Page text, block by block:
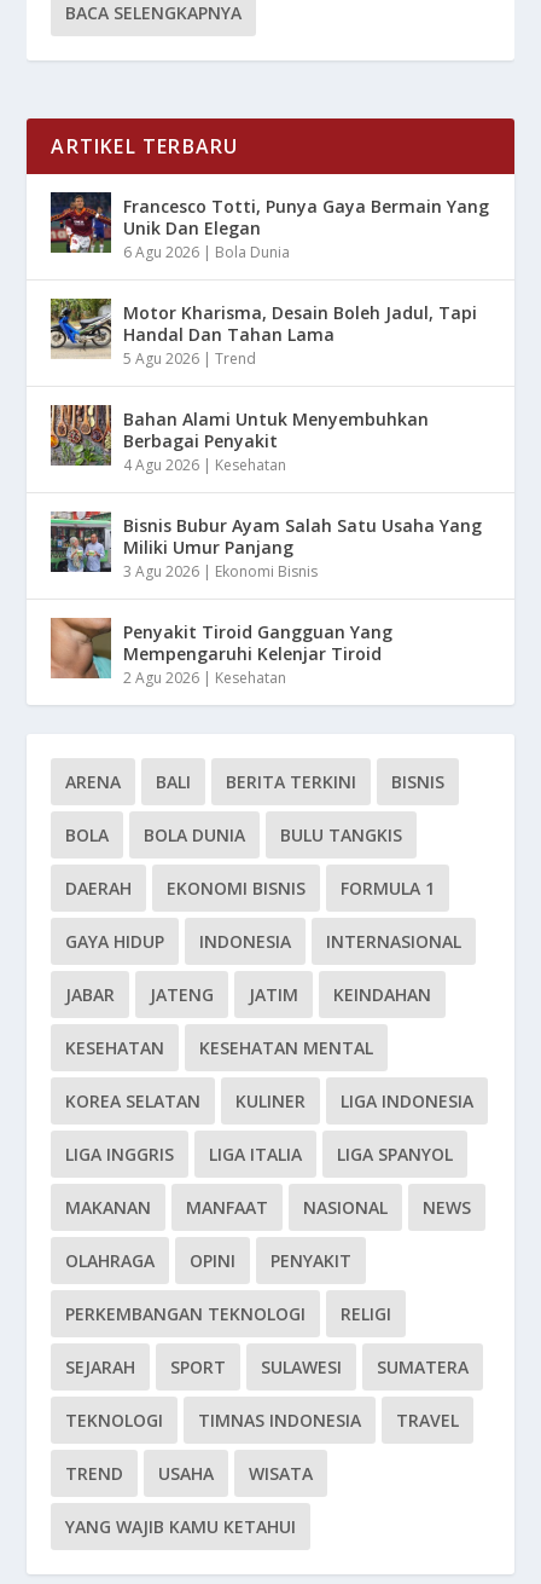
BACA SELENGKAPNYA
ARTIKEL TERBARU
Francesco Totti, Punya Gaya Bermain Yang
Unik Dan Elegan
6 Agu 2026 | Bola Dunia
Motor Kharisma, Desain Boleh Jadul, Tapi
Handal Dan Tahan Lama
5 Agu 2026 |Trend
Bahan Alami Untuk Menyembuhkan
Berbagai Penyakit
4 Agu 2026 | Kesehatan
Bisnis Bubur Ayam Salah Satu Usaha Yang
Miliki Umur Panjang
3 Agu 2026 | Ekonomi Bisnis
Penyakit Tiroid Gangguan Yang
Mempengaruhi Kelenjar Tiroid
2 Agu 2026 | Kesehatan
ARENA BALI BERITA TERKINI BISNIS
BOLA BOLA DUNIA BULU TANGKIS
DAERAH EKONOMI BISNIS FORMULA 1
GAYA HIDUP INDONESIA INTERNASIONAL
JABAR JATENG JATIM KEINDAHAN
KESEHATAN KESEHATAN MENTAL
KOREA SELATAN KULINER LIGA INDONESIA
LIGA INGGRIS LIGA ITALIA LIGA SPANYOL
MAKANAN MANFAAT NASIONAL NEWS
OLAHRAGA OPINI PENYAKIT
PERKEMBANGAN TEKNOLOGI RELIGI
SEJARAH SPORT SULAWESI SUMATERA
TEKNOLOGI TIMNAS INDONESIA TRAVEL
TREND USAHA WISATA
YANG WAJIB KAMU KETAHUI